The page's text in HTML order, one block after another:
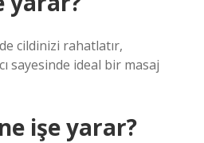
cildinizi rahatlatır,
sayesinde ideal bir masaj
işe yarar?